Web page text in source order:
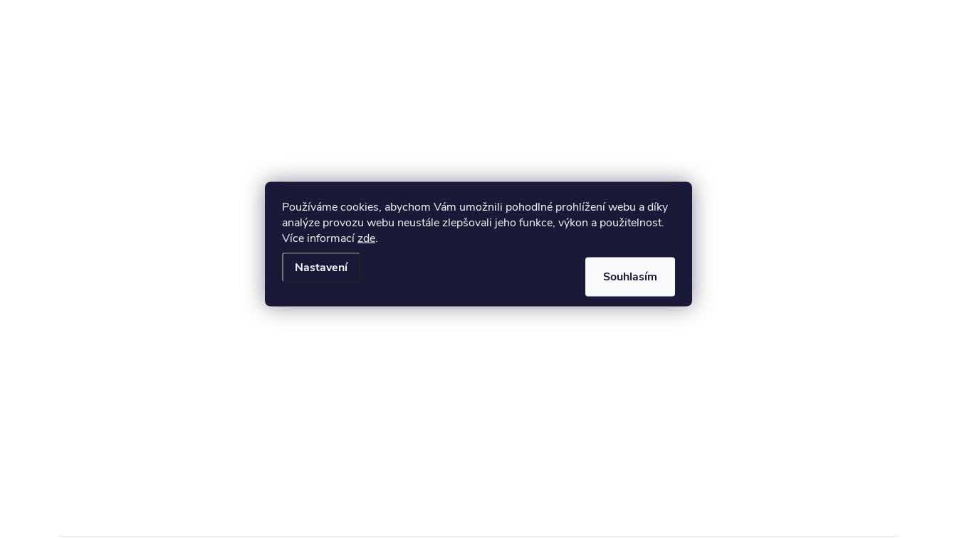
Používáme cookies, abychom Vám umožnili pohodlné prohlížení webu a díky
analýze provozu webu neustále zlepšovali jeho funkce, výkon a použitelnost.
Více informacízde.
Nastavení
Souhlasím